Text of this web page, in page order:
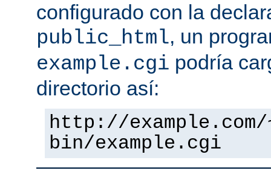
configurado con la
public_html, un
example.cgi podría
directorio así:
http://
bin/example.cgi